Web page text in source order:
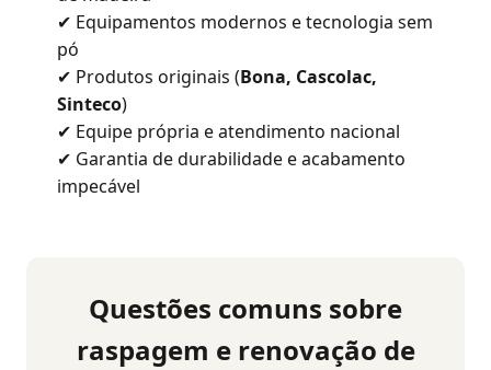
✔ Equipamentos modernos e tecnologia sem
pó
✔ Produtos originais (Bona, Cascolac,
Sinteco)
✔ Equipe própria e atendimento nacional
✔ Garantia de durabilidade e acabamento
impecável
Questões comuns sobre
raspagem e renovação de